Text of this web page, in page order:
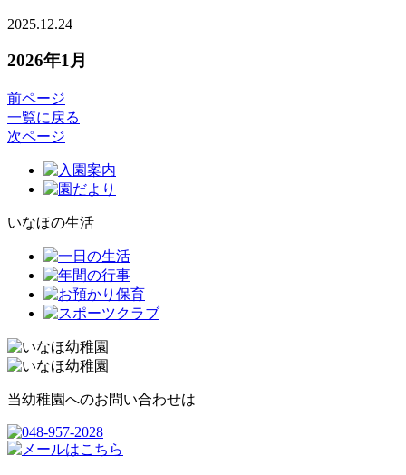
2025.12.24
2026年1月
前ページ
一覧に戻る
次ページ
いなほの生活
当幼稚園へのお問い合わせは